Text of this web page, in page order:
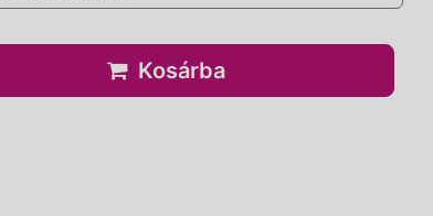
Kosárba